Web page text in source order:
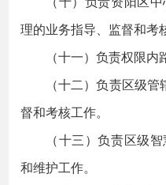
理的业务指导、监督和考
（十一）负责权限内
（十二）负责区级
督和考核工作。
（十三）负责区级
和维护工作。